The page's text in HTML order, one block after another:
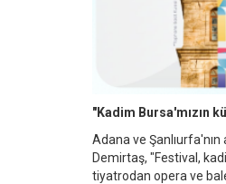
"Kadim Bursa'mızın
Adana ve
Demirtaş, "Festival,
tiyatrodan opera ve